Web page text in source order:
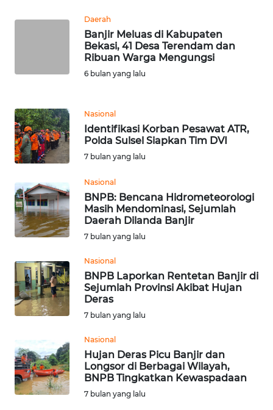
Daerah
Banjir Meluas di Kabupaten
Bekasi, 41 Desa Terendam dan
Ribuan Warga Mengungsi
6 bulan yang lalu
Nasional
Identifikasi Korban Pesawat ATR,
Polda Sulsel Siapkan Tim DVI
7 bulan yang lalu
Nasional
BNPB: Bencana Hidrometeorologi
Masih Mendominasi, Sejumlah
Daerah Dilanda Banjir
7 bulan yang lalu
Nasional
BNPB Laporkan Rentetan Banjir di
Sejumlah Provinsi Akibat Hujan
Deras
7 bulan yang lalu
Nasional
Hujan Deras Picu Banjir dan
Longsor di Berbagai Wilayah,
BNPB Tingkatkan Kewaspadaan
7 bulan yang lalu
WN
WN
JATENG
WN
WN
JOGJA
JATIM
WN
BALI
WN
KALBAR
WN